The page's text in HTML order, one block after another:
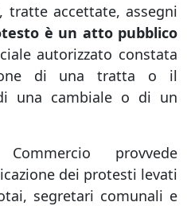
tratte accettate, assegni
è un atto pubblico
autorizzato constata
di una tratta o il
una cambiale o di un
provvede
dei protesti levati
segretari comunali e